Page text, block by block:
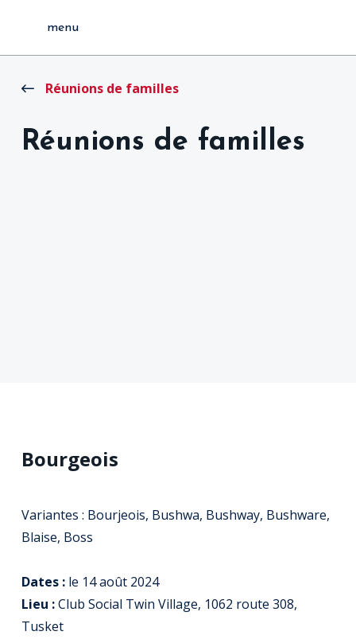
menu
Réunions de familles
Réunions de familles
Bourgeois
Variantes : Bourjeois, Bushwa, Bushway, Bushware,
Blaise, Boss
Dates : le 14 août 2024
Lieu :Club Social Twin Village, 1062 route 308,
Tusket